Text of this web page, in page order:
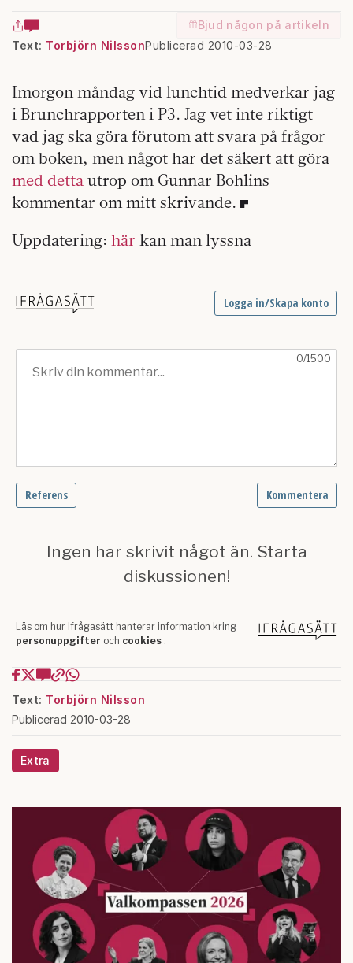
Bjud någon på artikeln
Text: Torbjörn NilssonPublicerad 2010-03-28
Imorgon måndag vid lunchtid medverkar jag
i Brunchrapporten i P3. Jag vet inte riktigt
vad jag ska göra förutom att svara på frågor
om boken, men något har det säkert att göra
med detta utrop om Gunnar Bohlins
kommentar om mitt skrivande.
Uppdatering: här kan man lyssna
Text: Torbjörn Nilsson
Publicerad 2010-03-28
Extra